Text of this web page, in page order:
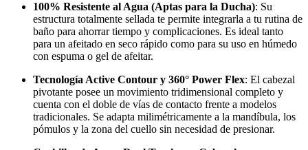
100% Resistente al Agua (Aptas para la Ducha): Su
estructura totalmente sellada te permite integrarla a tu rutina de
baño para ahorrar tiempo y complicaciones. Es ideal tanto
para un afeitado en seco rápido como para su uso en húmedo
con espuma o gel de afeitar.
Tecnología Active Contour y 360° Power Flex: El cabezal
pivotante posee un movimiento tridimensional completo y
cuenta con el doble de vías de contacto frente a modelos
tradicionales. Se adapta milimétricamente a la mandíbula, los
pómulos y la zona del cuello sin necesidad de presionar.